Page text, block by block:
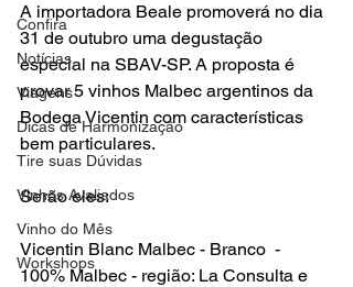
Confira
Notícias
Viagens
Dicas de Harmonização
Tire suas Dúvidas
Vinhos Avaliados
Vinho do Mês
Workshops
A importadora Beale promoverá no dia
31 de outubro uma degustação
especial na SBAV-SP. A proposta é
provar 5 vinhos Malbec argentinos da
Bodega Vicentin com características
bem particulares.
Serão eles:
Vicentin Blanc Malbec - Branco  -
100% Malbec - região: La Consulta e